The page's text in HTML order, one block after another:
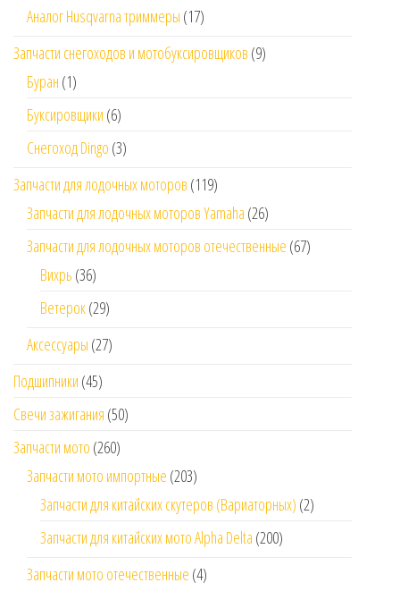
Аналог Husqvarna триммеры (17)
Запчасти снегоходов и мотобуксировщиков (9)
Буран (1)
Буксировщики (6)
Снегоход Dingo (3)
Запчасти для лодочных моторов (119)
Запчасти для лодочных моторов Yamaha (26)
Запчасти для лодочных моторов отечественные (67)
Вихрь (36)
Ветерок(29)
Аксессуары (27)
Подшипники (45)
Свечи зажигания (50)
Запчасти мото (260)
Запчасти мото импортные (203)
Запчасти для китайских скутеров (Вариаторных) (2)
Запчасти для китайских мото Alpha Delta (200)
Запчасти мото отечественные (4)